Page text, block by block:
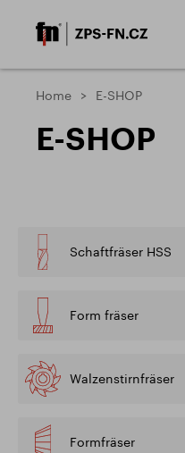
Home E-SHOP
E-SHOP
Schaftfräser HSS
Form fräser
Walzenstirnfräser
Formfräser